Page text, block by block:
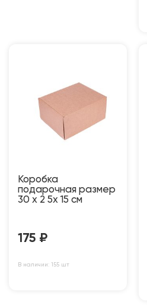
Коробка
подарочная размер
30 х 2 5х 15 см
175 ₽
В наличии: 155 шт